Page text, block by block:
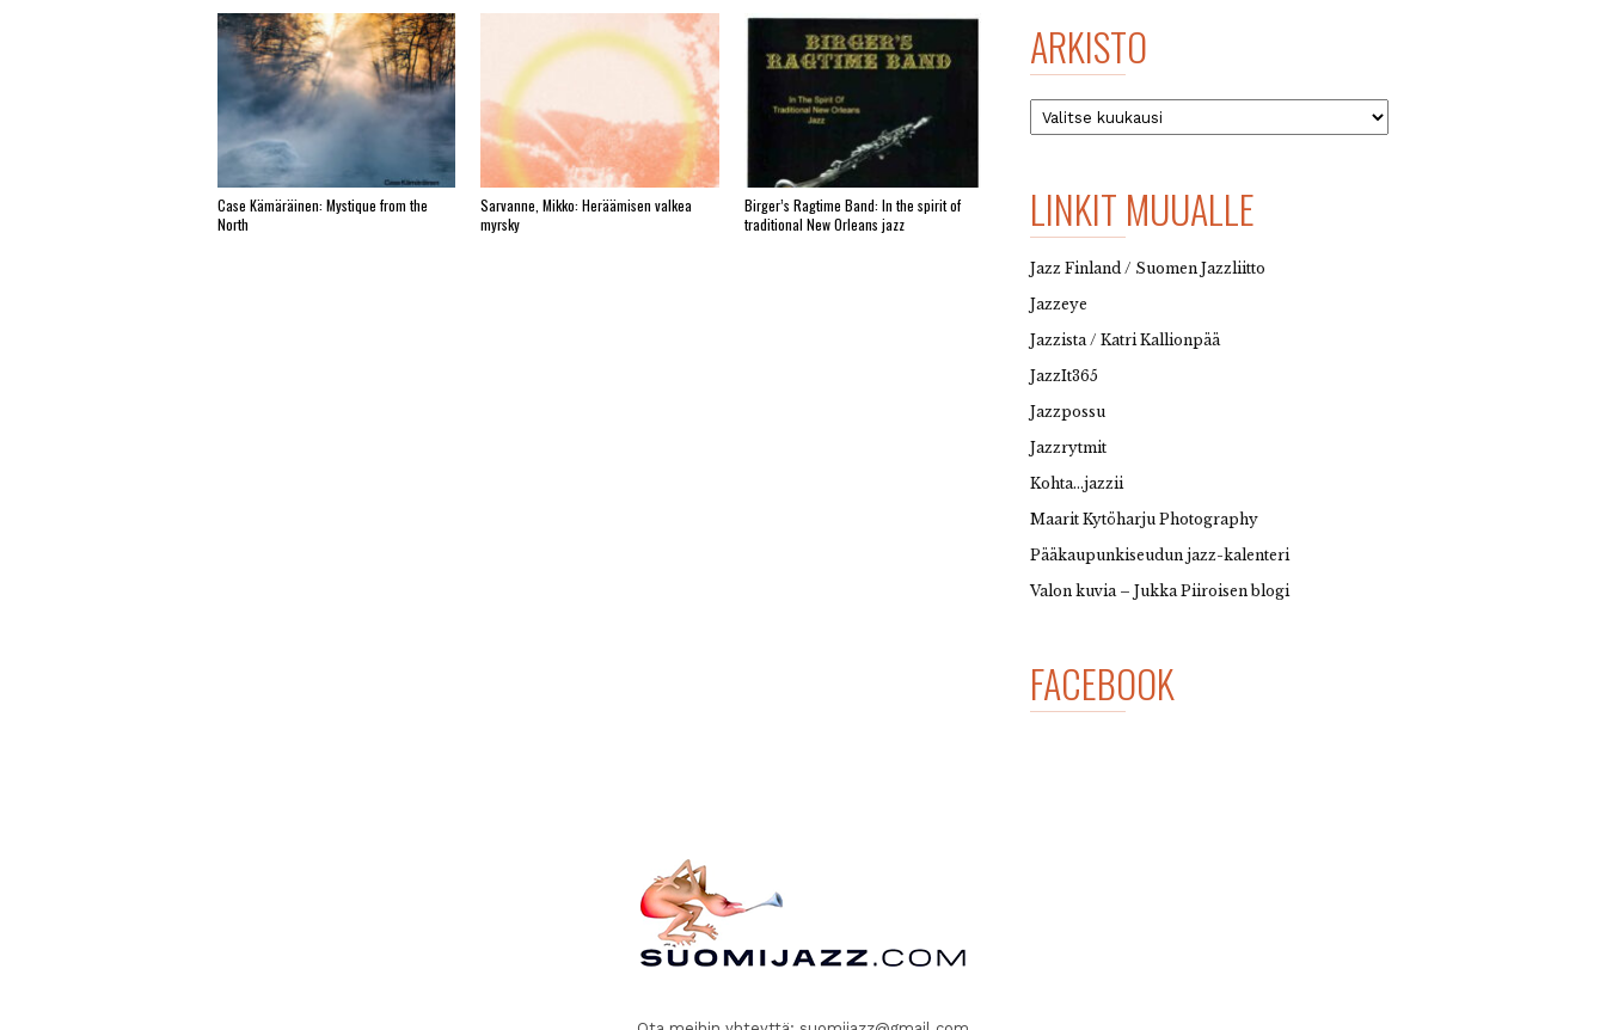
Case Kämäräinen: Mystique from the
North
Sarvanne, Mikko: Heräämisen valkea
myrsky
Birger’s Ragtime Band: In the spirit of
traditional New Orleans jazz
ARKISTO
Arkisto
LINKIT MUUALLE
Jazz Finland / Suomen Jazzliitto
Jazzeye
Jazzista / Katri Kallionpää
JazzIt365
Jazzpossu
Jazzrytmit
Kohta…jazzii
Maarit Kytöharju Photography
Pääkaupunkiseudun jazz-kalenteri
Valon kuvia – Jukka Piiroisen blogi
FACEBOOK